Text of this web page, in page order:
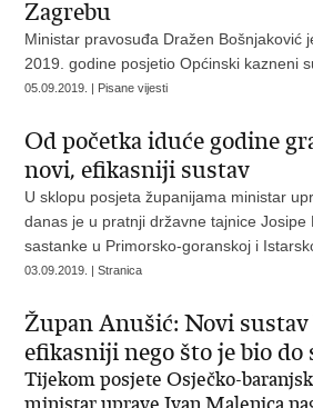
Zagrebu
Ministar pravosuđa Dražen Bošnjaković
2019. godine posjetio Općinski kazneni
05.09.2019. | Pisane vijesti
Od početka iduće godine
novi, efikasniji sustav
U sklopu posjeta županijama ministar
danas je u pratnji državne tajnice Josipe
sastanke u Primorsko-goranskoj i
03.09.2019. | Stranica
Župan Anušić: Novi
efikasniji nego što je bio do
Tijekom posjete Osječko-